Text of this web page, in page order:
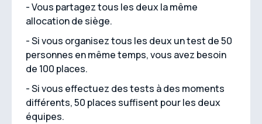
- Vous partagez tous les deux la même
allocation de siège.
- Si vous organisez tous les deux un test de 50
personnes en même temps, vous avez besoin
de 100 places.
- Si vous effectuez des tests à des moments
différents, 50 places suffisent pour les deux
équipes.